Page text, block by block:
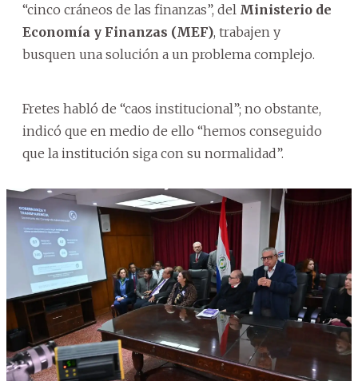
“cinco cráneos de las finanzas”, del Ministerio de
Economía y Finanzas (MEF), trabajen y
busquen una solución a un problema complejo.
Fretes habló de “caos institucional”; no obstante,
indicó que en medio de ello “hemos conseguido
que la institución siga con su normalidad”.